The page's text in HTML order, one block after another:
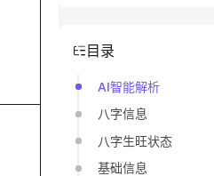
目录
AI智能解析
八字信息
八字生旺状态
基础信息